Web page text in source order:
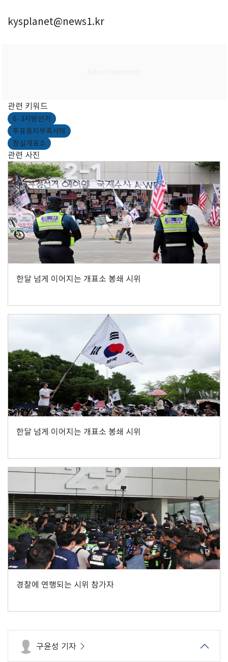
kysplanet@news1.kr
관련 키워드
6·3지방선거
투표용지부족사태
잠실개표소
관련 사진
한달 넘게 이어지는 개표소 봉쇄 시위
한달 넘게 이어지는 개표소 봉쇄 시위
경찰에 연행되는 시위 참가자
구윤성 기자